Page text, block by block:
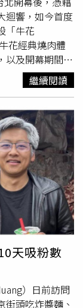
腎之路才後悔，
（圖／翻攝自
用台語形容「厚
，再度讓現場
天好想再唱一
喊話下次演出
「因為我們能回
BOICE一路以來
迴響，如今首度
「牛花
花經典燒肉體
以及開幕期間限
營運，並將於7
學正式帶進中
」進駐台中。
勢改變，日本和
油花」，轉而偏
客喜好而生的
（Jason）率領
特色的日本A5和
富含油花的霜降
交響曲。充滿靈
綻放般的優雅，
為台北高級燒肉
遞燒肉的動人
協霖攜手多年
以「技、火、
（Skill）」不僅
富經驗與味覺
繼續閱讀
天吸粉數
）日前訪問
頭吃炸醬麵、